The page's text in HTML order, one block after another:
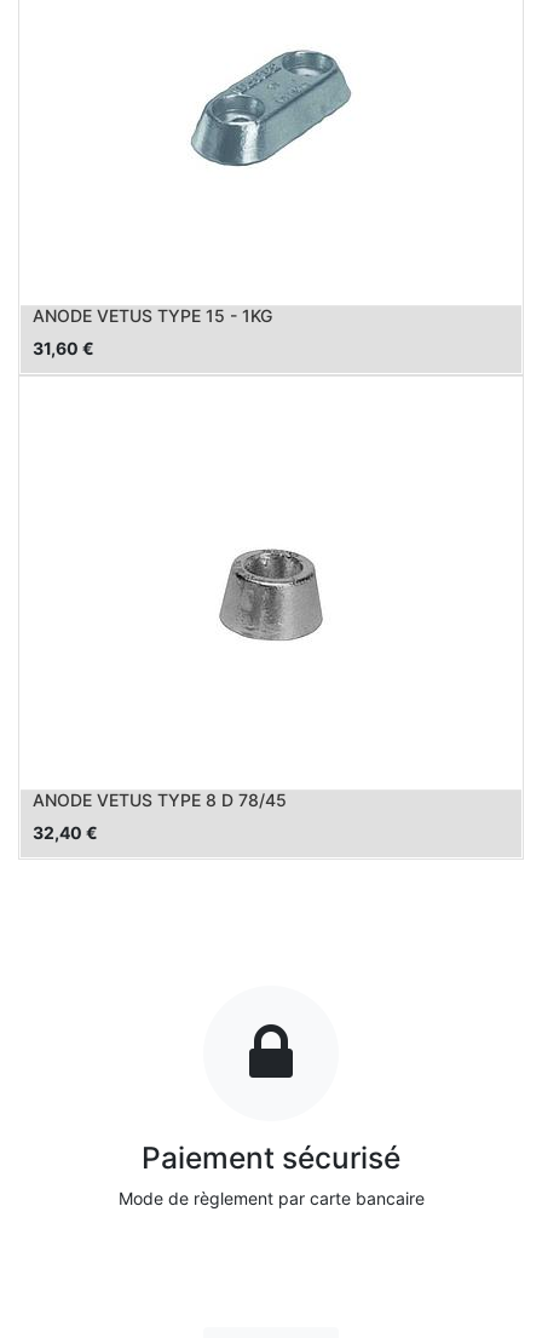
ANODE VETUS TYPE 15 - 1KG
31,60 €
ANODE VETUS TYPE 8 D 78/45
32,40 €
Paiement sécurisé
Mode de règlement par carte bancaire